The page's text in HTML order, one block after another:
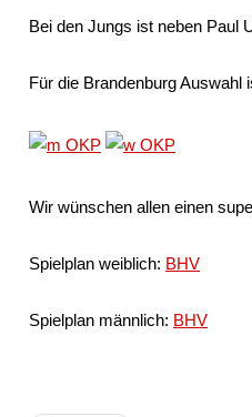
Bei den Jungs ist neben Paul
Für die Brandenburg Auswahl
Wir wünschen allen einen
Spielplan weiblich: BHV
Spielplan männlich: BHV